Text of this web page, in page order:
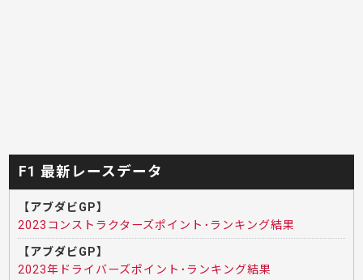
F1 最新レースデータ
【アブダビGP】
2023コンストラクターズポイント･ランキング結果
【アブダビGP】
2023年ドライバーズポイント･ランキング結果